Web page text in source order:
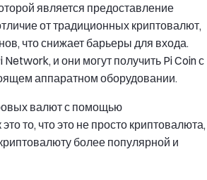
является предоставление
от традиционных криптовалют,
что снижает барьеры для входа.
и они могут получить Pi Coin с
аппаратном оборудовании.
валют с помощью
то, что это не просто криптовалюта,
более популярной и